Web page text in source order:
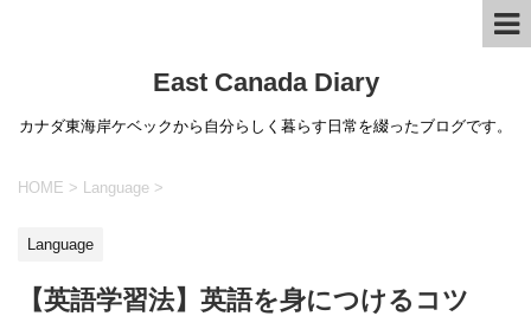
East Canada Diary
カナダ東海岸ケベックから自分らしく暮らす日常を綴ったブログです。
HOME > Language >
Language
【英語学習法】英語を身につけるコツ